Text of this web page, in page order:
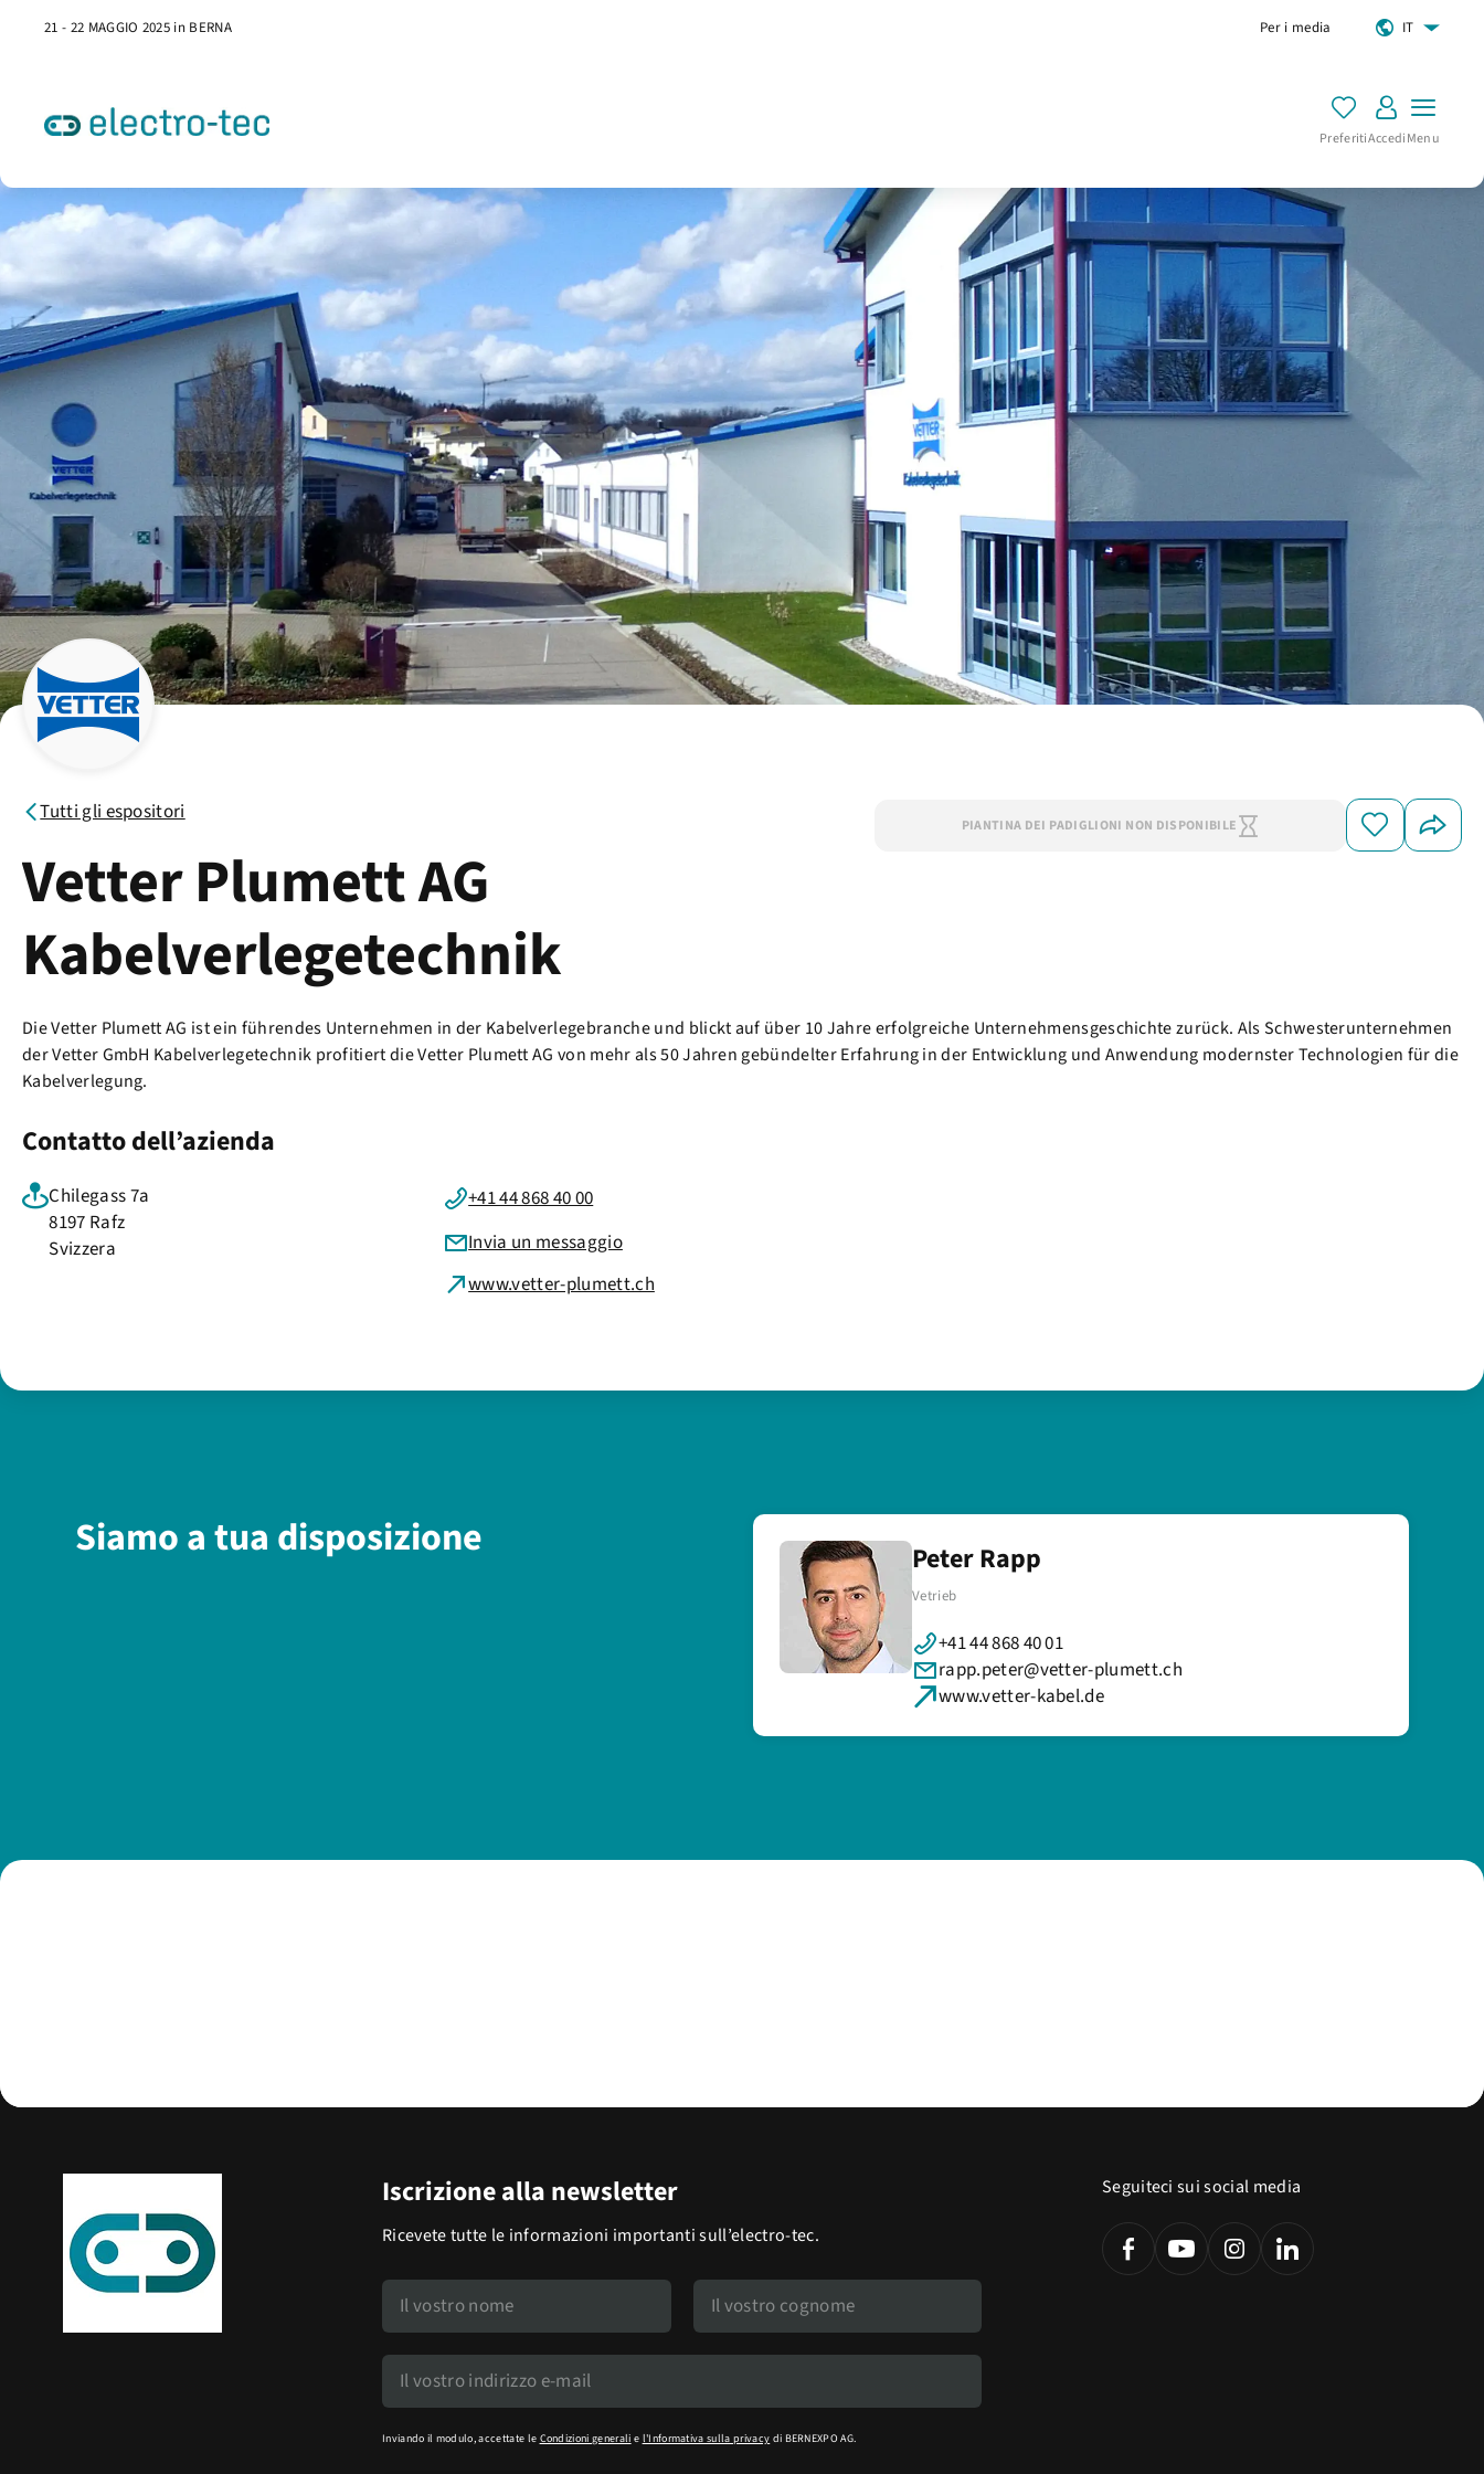
21 - 22 MAGGIO 2025 in BERNA Per i media IT
PreferitiAccediMenu
Tutti gli espositori
Vetter Plumett AG
Kabelverlegetechnik
PIANTINA DEI PADIGLIONI NON DISPONIBILE
Die Vetter Plumett AG ist ein führendes Unternehmen in der Kabelverlegebranche und blickt auf über 10 Jahre erfolgreiche Unternehmensgeschichte zurück. Als Schwesterunternehmen
der Vetter GmbH Kabelverlegetechnik profitiert die Vetter Plumett AG von mehr als 50 Jahren gebündelter Erfahrung in der Entwicklung und Anwendung modernster Technologien für die
Kabelverlegung.
Contatto dell’azienda
Chilegass 7a
8197 Rafz
Svizzera
+41 44 868 40 00
Invia un messaggio
www.vetter-plumett.ch
Siamo a tua disposizione Peter Rapp
Vetrieb
+41 44 868 40 01
rapp.peter@vetter-plumett.ch
www.vetter-kabel.de
Iscrizione alla newsletter
Ricevete tutte le informazioni importanti sull’electro-tec.
Inviando il modulo, accettate le Condizioni generali e l'Informativa sulla privacy di BERNEXPO AG.
Seguiteci sui social media